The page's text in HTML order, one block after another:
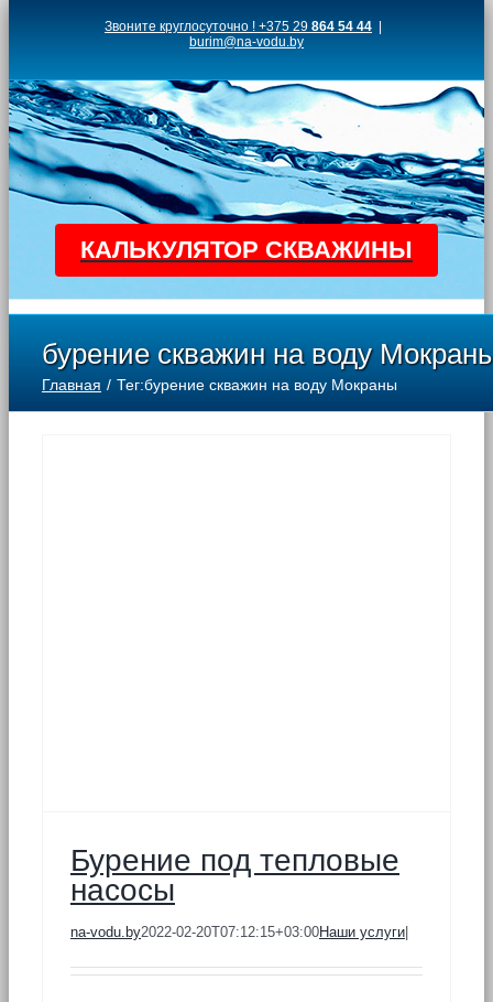
content
Звоните круглосуточно ! +375 29 864 54 44
burim@na-vodu.by
КАЛЬКУЛЯТОР СКВАЖИНЫ
бурение скважин на воду
Главная Тег:бурение скважин на воду Мокраны
Бурение под тепловые
насосы
na-vodu.by2022-02-20T07:12:15+03:00Наши услуги